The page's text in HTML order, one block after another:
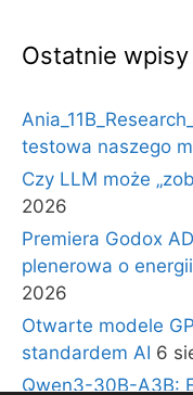
Ostatnie wpisy
testowa naszego
Czy LLM może
2026
Premiera Godox
plenerowa o
2026
Otwarte modele
standardem AI 6
Qwen3-30B-A3B: